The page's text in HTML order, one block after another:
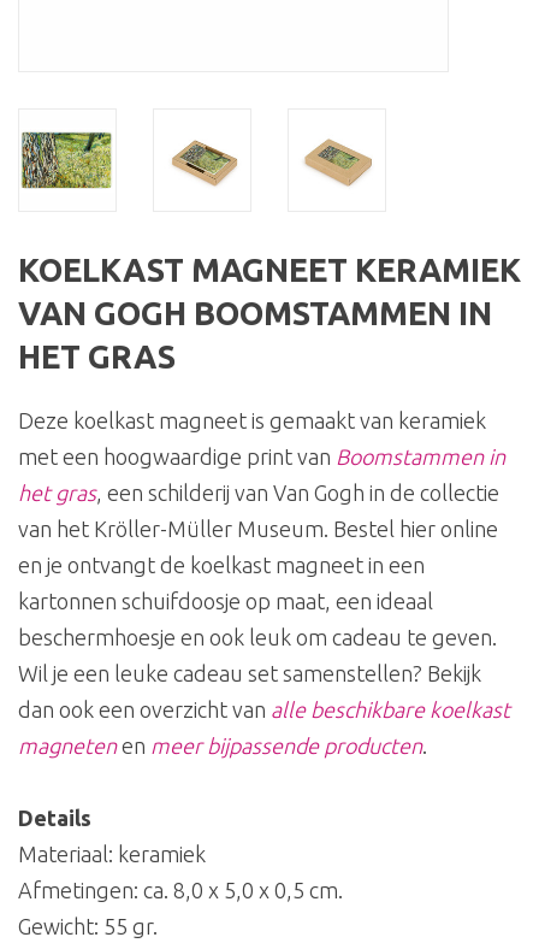
KOELKAST MAGNEET KERAMIEK
VAN GOGH BOOMSTAMMEN IN
HET GRAS
Deze koelkast magneet is gemaakt van keramiek
met een hoogwaardige print van Boomstammen in
het gras, een schilderij van Van Gogh in de collectie
van het Kröller-Müller Museum. Bestel hier online
en je ontvangt de koelkast magneet in een
kartonnen schuifdoosje op maat, een ideaal
beschermhoesje en ook leuk om cadeau te geven.
Wil je een leuke cadeau set samenstellen? Bekijk
dan ook een overzicht van alle beschikbare koelkast
magnetenen meer bijpassende producten.
Details
Materiaal: keramiek
Afmetingen: ca. 8,0 x 5,0 x 0,5 cm.
Gewicht: 55 gr.